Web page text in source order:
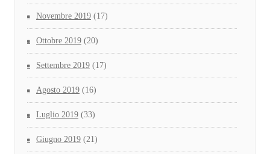
Novembre 2019 (17)
Ottobre 2019 (20)
Settembre 2019 (17)
Agosto 2019 (16)
Luglio 2019 (33)
Giugno 2019 (21)